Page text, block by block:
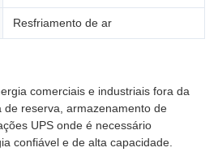
Resfriamento de ar
comerciais e industriais fora da
de reserva, armazenamento de
UPS onde é necessário
confiável e de alta capacidade.